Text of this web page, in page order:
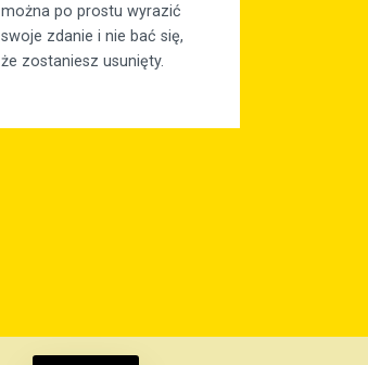
można po prostu wyrazić
swoje zdanie i nie bać się,
że zostaniesz usunięty.